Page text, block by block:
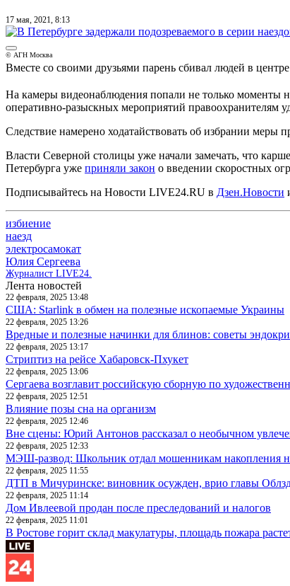
17 мая, 2021, 8:13
© АГН Москва
Вместе со своими друзьями парень сбивал людей в
На камеры видеонаблюдения попали не только моменты
оперативно-разыскных мероприятий правоохранителям
Следствие намерено ходатайствовать об избрании меры
Власти Северной столицы уже начали замечать, что
Петербурга уже приняли закон о введении скоростных
Подписывайтесь на Новости LIVE24.RU в Дзен.Новости
избиение
наезд
электросамокат
Юлия Сергеева
Журналист LIVE24.
Лента новостей
22 февраля, 2025 13:48
США: Starlink в обмен на полезные ископаемые Украины
22 февраля, 2025 13:26
Вредные и полезные начинки для блинов: советы
22 февраля, 2025 13:17
Стриптиз на рейсе Хабаровск-Пхукет
22 февраля, 2025 13:06
Сергаева возглавит российскую сборную по
22 февраля, 2025 12:51
Влияние позы сна на организм
22 февраля, 2025 12:46
Вне сцены: Юрий Антонов рассказал о необычном
22 февраля, 2025 12:33
МЭШ-развод: Школьник отдал мошенникам накопления
22 февраля, 2025 11:55
ДТП в Мичуринске: виновник осужден, врио главы
22 февраля, 2025 11:14
Дом Ивлеевой продан после преследований и налогов
22 февраля, 2025 11:01
В Ростове горит склад макулатуры, площадь пожара